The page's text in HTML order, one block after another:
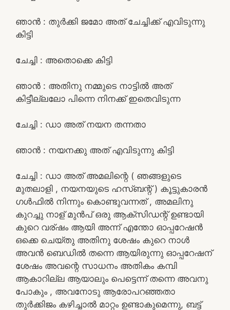
ഞാൻ : തുർക്കി ജമോ അത് ചേച്ചിക്ക് എവിടുന്നു
കിട്ടി
ചേച്ചി : അതൊക്കെ കിട്ടി
ഞാൻ : അതിനു നമ്മുടെ നാട്ടിൽ അത്
കിട്ടീല്ലലോ പിന്നെ നിനക്ക് ഇതെവിടുന്ന
ചേച്ചി : ഡാ അത് നയന തന്നതാ
ഞാൻ : നയനക്കു അത് എവിടുന്നു കിട്ടി
ചേച്ചി : ഡാ അത് അമലിന്റെ ( ഞങ്ങളുടെ
മുതലാളി , നയനയുടെ ഹസ്ബന്റ് ) കൂട്ടുകാരൻ
ഗൾഫിൽ നിന്നും കൊണ്ടുവന്നത് , അമലിനു
കുറച്ചു നാള് മുൻപ് ഒരു ആക്സിഡന്റ് ഉണ്ടായി
കുറെ വര്ഷം ആയി അന്ന് എന്തോ ഓപ്പറേഷൻ
ഒക്കെ ചെയ്തു അതിനു ശേഷം കുറെ നാൾ
അവൻ ബെഡിൽ തന്നെ ആയിരുന്നു ഓപ്പറേഷന്
ശേഷം അവന്റെ സാധനം അതികം കമ്പി
ആകാറില്ല ആയാലും പെട്ടെന്ന് തന്നെ അവനു
പോകും , അവനോടു ആരോപറഞ്ഞതാ
തുർക്കിജം കഴിച്ചാൽ മാറ്റം ഉണ്ടാകുമെന്നു, ബട്ട്